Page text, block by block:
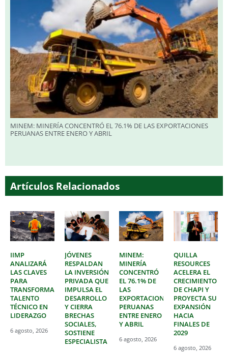
MINEM: MINERÍA CONCENTRÓ EL 76.1% DE LAS EXPORTACIONES
PERUANAS ENTRE ENERO Y ABRIL
Artículos Relacionados
IIMP
ANALIZARÁ
LAS CLAVES
PARA
TRANSFORMAR
TALENTO
TÉCNICO EN
LIDERAZGO
6 agosto, 2026
JÓVENES
RESPALDAN
LA INVERSIÓN
PRIVADA QUE
IMPULSA EL
DESARROLLO
Y CIERRA
BRECHAS
SOCIALES,
SOSTIENE
ESPECIALISTA
MINEM:
MINERÍA
CONCENTRÓ
EL 76.1% DE
LAS
EXPORTACIONES
PERUANAS
ENTRE ENERO
Y ABRIL
6 agosto, 2026
QUILLA
RESOURCES
ACELERA EL
CRECIMIENTO
DE CHAPI Y
PROYECTA SU
EXPANSIÓN
HACIA
FINALES DE
2029
6 agosto, 2026